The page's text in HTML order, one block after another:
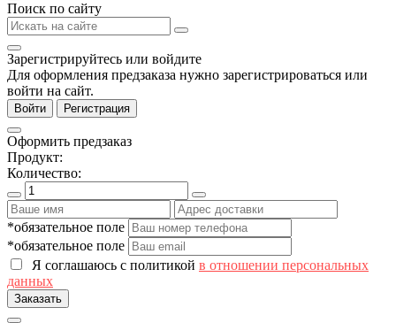
Поиск по сайту
Зарегистрируйтесь или войдите
Для оформления предзаказа нужно зарегистрироваться или
войти на сайт.
Войти Регистрация
Оформить предзаказ
Продукт:
Количество:
*обязательное поле
*обязательное поле
Я соглашаюсь с политикой в отношении персональных
данных
Заказать